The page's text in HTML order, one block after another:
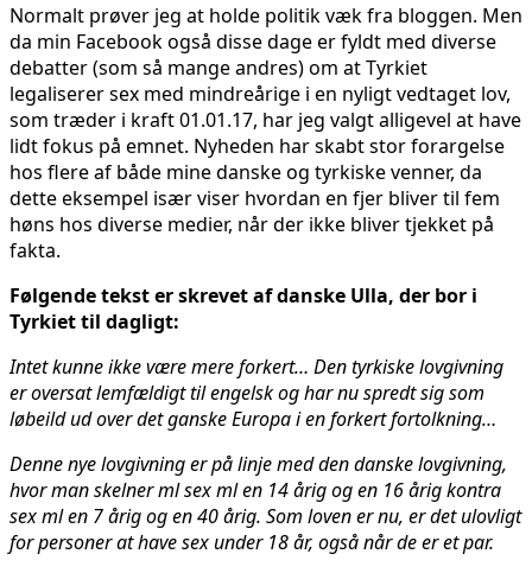
Normalt prøver jeg at holde politik væk fra bloggen. Men
da min Facebook også disse dage er fyldt med diverse
debatter (som så mange andres) om at Tyrkiet
legaliserer sex med mindreårige i en nyligt vedtaget lov,
som træder i kraft 01.01.17, har jeg valgt alligevel at have
lidt fokus på emnet. Nyheden har skabt stor forargelse
hos flere af både mine danske og tyrkiske venner, da
dette eksempel især viser hvordan en fjer bliver til fem
høns hos diverse medier, når der ikke bliver tjekket på
fakta.
Følgende tekst er skrevet af danske Ulla, der bor i
Tyrkiet til dagligt:
Intet kunne ikke være mere forkert… Den tyrkiske lovgivning
er oversat lemfældigt til engelsk og har nu spredt sig som
løbeild ud over det ganske Europa i en forkert fortolkning…
Denne nye lovgivning er på linje med den danske lovgivning,
hvor man skelner ml sex ml en 14 årig og en 16 årig kontra
sex ml en 7 årig og en 40 årig. Som loven er nu, er det ulovligt
for personer at have sex under 18 år, også når de er et par.